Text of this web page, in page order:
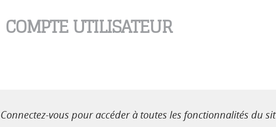
COMPTE UTILISATEUR
Connectez-vous pour accéder à toutes les fonctionnalités du